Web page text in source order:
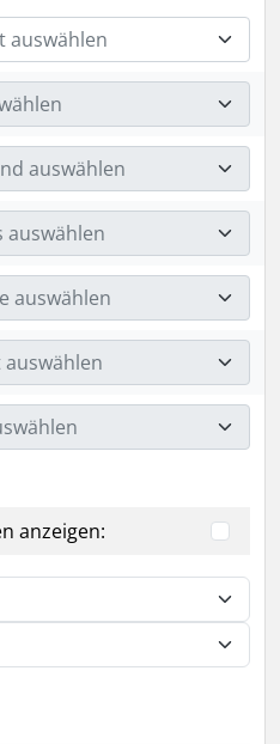
auswählen
auswählen
auswählen
auswählen
anzeigen: